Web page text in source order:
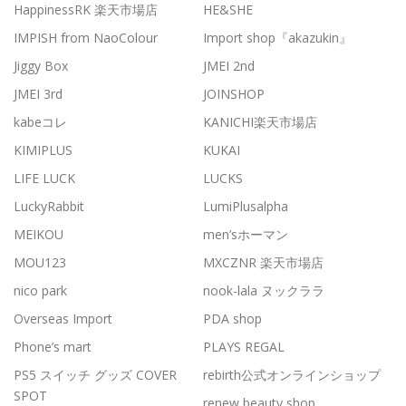
HappinessRK 楽天市場店
HE&SHE
IMPISH from NaoColour
Import shop『akazukin』
Jiggy Box
JMEI 2nd
JMEI 3rd
JOINSHOP
kabeコレ
KANICHI楽天市場店
KIMIPLUS
KUKAI
LIFE LUCK
LUCKS
LuckyRabbit
LumiPlusalpha
MEIKOU
men’sホーマン
MOU123
MXCZNR 楽天市場店
nico park
nook-lala ヌックララ
Overseas Import
PDA shop
Phone’s mart
PLAYS REGAL
PS5 スイッチ グッズ COVER
SPOT
rebirth公式オンラインショップ